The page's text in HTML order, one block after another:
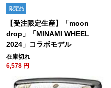
限定品
【受注限定生産】「moon
drop」「MINAMI WHEEL
2024」コラボモデル
在庫切れ
6,578 円